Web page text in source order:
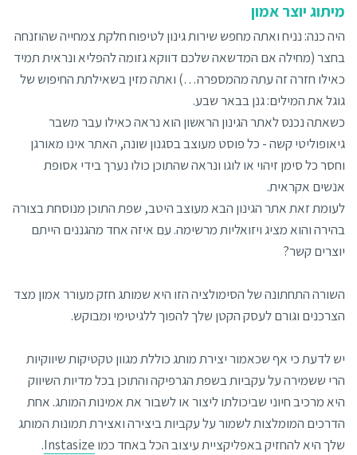
מיתוג יוצר אמון
היה כנה: נניח ואתה מחפש שירות גינון לטיפוח חלקת צמחייה שהוזנחה
בחצר (מחילה אם המדשאה שלכם דווקא גזומה להפליא ונראית תמיד
כאילו חזרה זה עתה מהמספרה…) ואתה מזין בשאילתת החיפוש של
גוגל את המילים: גנן בבאר שבע.
כשאתה נכנס לאתר הגינון הראשון הוא נראה כאילו עבר משבר
גיאופוליטי קשה - כל פוסט מעוצב בסגנון שונה, האתר אינו מאורגן
וחסר כל סימן זיהוי או לוגו ונראה שהתוכן כולו נערך בידי אסופת
אנשים אקראית.
לעומת זאת אתר הגינון הבא מעוצב היטב, שפת התוכן מנוסחת בצורה
בהירה והוא מציג ויזואליות מרשימה. עם איזה אחד מהגננים הייתם
יוצרים קשר?
השורה התחתונה של הסימולציה הזו היא שמותג חזק מעורר אמון מצד
הצרכנים וגורם לעסק הקטן שלך להפוך ללגיטימי ומבוקש.
יש לדעת כי אף שכאמור יצירת מותג כוללת מגוון טקטיקות שיווקיות
הרי ששמירה על עקביות בשפת הגרפיקה והתוכן בכל מדיות השיווק
היא מרכיב חיוני שביכולתו ליצור או לשבור את אמינות המותג. אחת
הדרכים המומלצות לשמור על עקביות ביצירה ואצירת תמונות המותג
שלך היא להחזיק באפליקציית עיצוב הכל באחד כמו Instasize
.